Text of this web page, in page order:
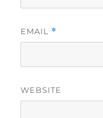
EMAIL *
WEBSITE